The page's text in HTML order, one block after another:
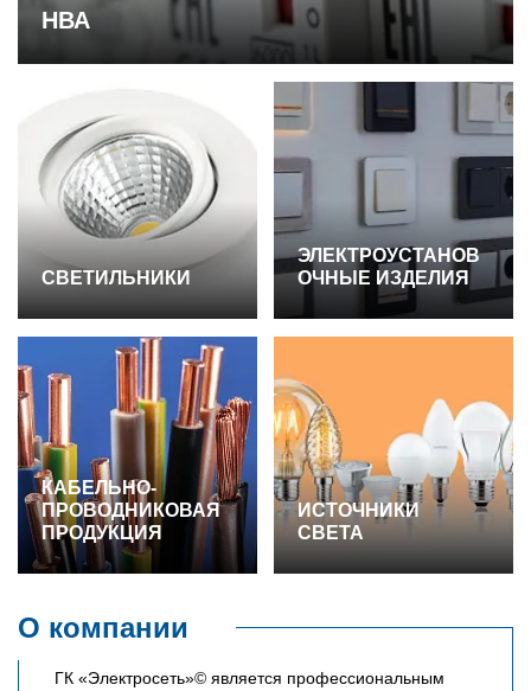
НВА
СВЕТИЛЬНИКИ
ЭЛЕКТРОУСТАНОВ
ОЧНЫЕ ИЗДЕЛИЯ
КАБЕЛЬНО-
ПРОВОДНИКОВАЯ
ПРОДУКЦИЯ
ИСТОЧНИКИ
СВЕТА
О компании
ГК «Электросеть»© является профессиональным